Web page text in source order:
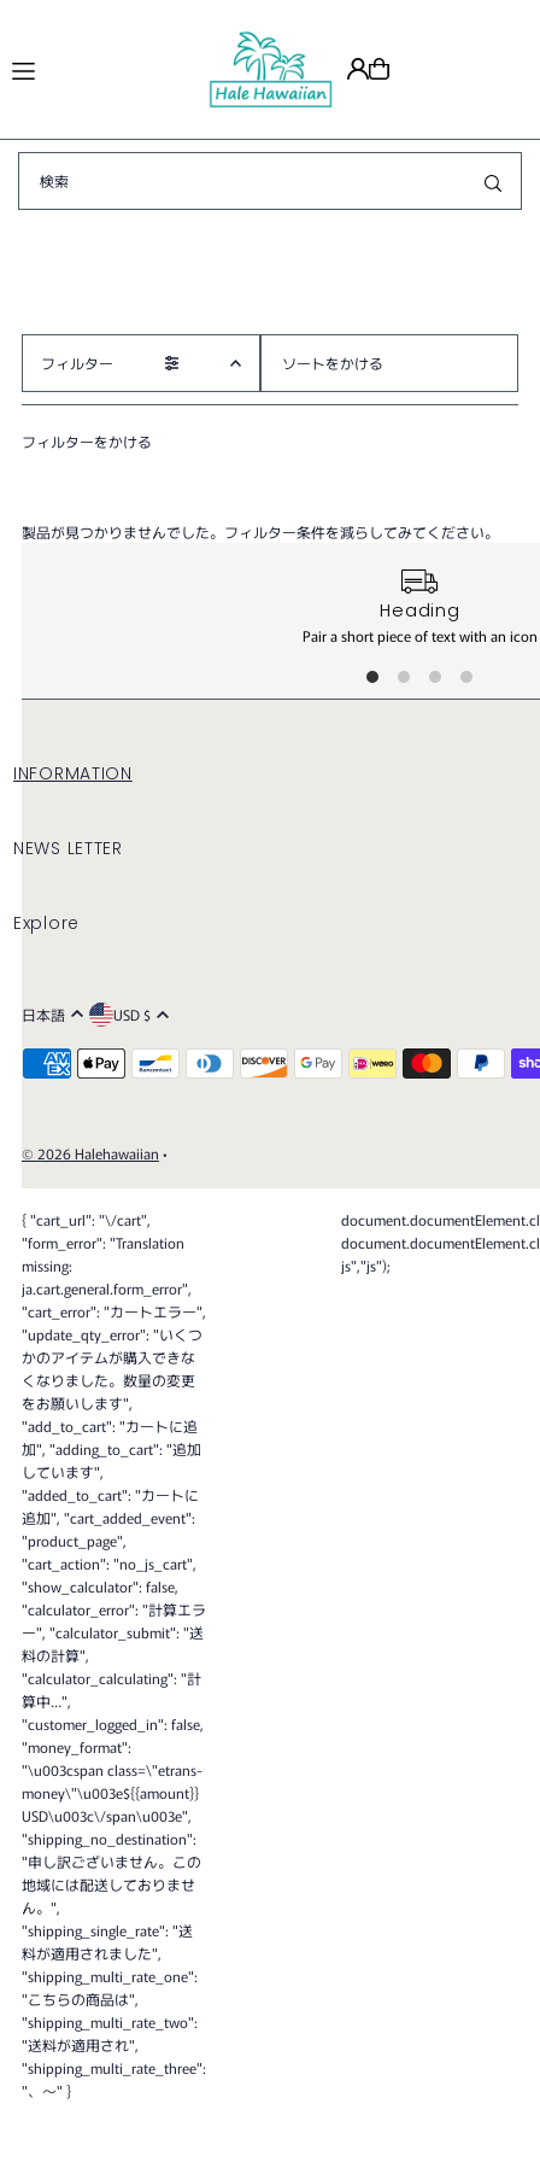
Translation missing: ja.accessibility.skip_to_text
フィルター
オススメ
価格の高い順
新着順
フィルターをかける
製品が見つかりませんでした。フィルター条件を減らしてみてください。
Heading
Pair a short piece of text with an icon
INFORMATION
NEWS LETTER
Explore
© 2026 Halehawaiian •
日本語 USD $